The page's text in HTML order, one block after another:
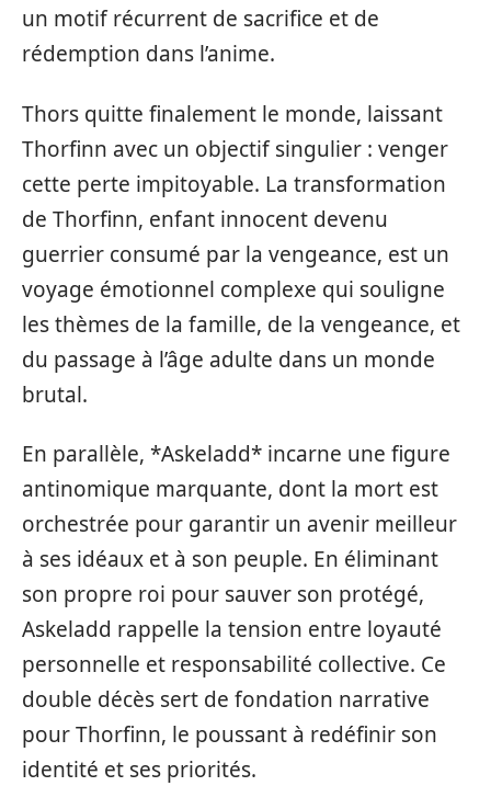
un motif récurrent de sacrifice et de
rédemption dans l’anime.
Thors quitte finalement le monde, laissant
Thorfinn avec un objectif singulier : venger
cette perte impitoyable. La transformation
de Thorfinn, enfant innocent devenu
guerrier consumé par la vengeance, est un
voyage émotionnel complexe qui souligne
les thèmes de la famille, de la vengeance, et
du passage à l’âge adulte dans un monde
brutal.
En parallèle, *Askeladd* incarne une figure
antinomique marquante, dont la mort est
orchestrée pour garantir un avenir meilleur
à ses idéaux et à son peuple. En éliminant
son propre roi pour sauver son protégé,
Askeladd rappelle la tension entre loyauté
personnelle et responsabilité collective. Ce
double décès sert de fondation narrative
pour Thorfinn, le poussant à redéfinir son
identité et ses priorités.